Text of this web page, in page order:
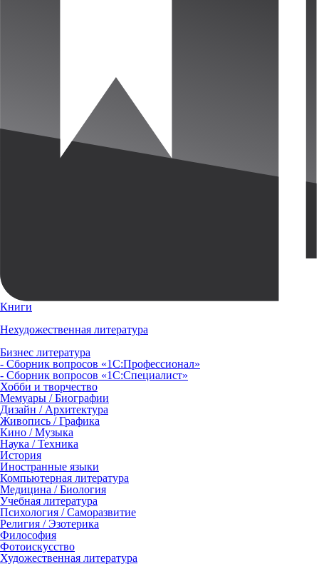
Книги
Нехудожественная литература
Бизнес литература
- Сборник вопросов «1С:Профессионал»
- Сборник вопросов «1С:Специалист»
Хобби и творчество
Мемуары / Биографии
Дизайн / Архитектура
Живопись / Графика
Кино / Музыка
Наука / Техника
История
Иностранные языки
Компьютерная литература
Медицина / Биология
Учебная литература
Психология / Саморазвитие
Религия / Эзотерика
Философия
Фотоискусство
Художественная литература